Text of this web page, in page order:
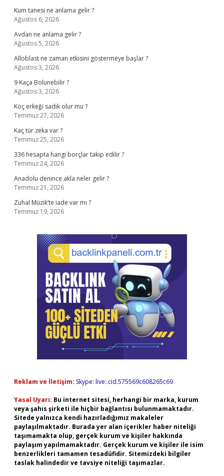
Kum tanesi ne anlama gelir ?
Ağustos 6, 2026
Avdan ne anlama gelir ?
Ağustos 5, 2026
Alloblast ne zaman etkisini göstermeye başlar ?
Ağustos 3, 2026
9 Kaça Bolunebilir ?
Ağustos 3, 2026
Koç erkeği sadık olur mu ?
Temmuz 27, 2026
Kaç tür zeka var ?
Temmuz 25, 2026
336 hesapta hangi borçlar takip edilir ?
Temmuz 24, 2026
Anadolu denince akla neler gelir ?
Temmuz 21, 2026
Zuhal Müzik’te iade var mı ?
Temmuz 19, 2026
Reklam ve İletişim: Skype: live:.cid.575569c608265c69
Yasal Uyarı: Bu internet sitesi, herhangi bir marka, kurum
veya şahıs şirketi ile hiçbir bağlantısı bulunmamaktadır.
Sitede yalnızca kendi hazırladığımız makaleler
paylaşılmaktadır. Burada yer alan içerikler haber niteliği
taşımamakta olup, gerçek kurum ve kişiler hakkında
paylaşım yapılmamaktadır. Gerçek kurum ve kişiler ile isim
benzerlikleri tamamen tesadüfidir. Sitemizdeki bilgiler
taslak halindedir ve tavsiye niteliği taşımazlar.